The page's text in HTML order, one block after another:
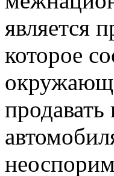
является
которое